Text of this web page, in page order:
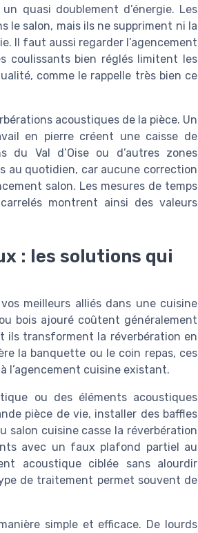
quasi doublement d’énergie. Les
le salon, mais ils ne suppriment ni la
Il faut aussi regarder l’agencement
coulissants bien réglés limitent les
comme le rappelle très bien ce
acoustiques de la pièce. Un
en pierre créent une caisse de
du Val d’Oise ou d’autres zones
au quotidien, car aucune correction
salon. Les mesures de temps
montrent ainsi des valeurs
: les solutions qui
meilleurs alliés dans une cuisine
bois ajouré coûtent généralement
ils transforment la réverbération en
la banquette ou le coin repas, ces
l’agencement cuisine existant.
ou des éléments acoustiques
pièce de vie, installer des baffles
salon cuisine casse la réverbération
avec un faux plafond partiel au
acoustique ciblée sans alourdir
de traitement permet souvent de
simple et efficace. De lourds